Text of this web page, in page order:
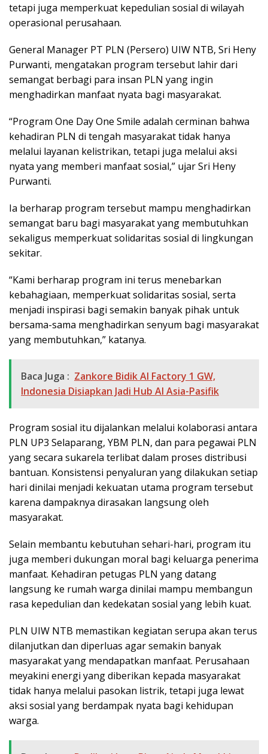
tetapi juga memperkuat kepedulian sosial di wilayah
operasional perusahaan.
General Manager PT PLN (Persero) UIW NTB, Sri Heny
Purwanti, mengatakan program tersebut lahir dari
semangat berbagi para insan PLN yang ingin
menghadirkan manfaat nyata bagi masyarakat.
“Program One Day One Smile adalah cerminan bahwa
kehadiran PLN di tengah masyarakat tidak hanya
melalui layanan kelistrikan, tetapi juga melalui aksi
nyata yang memberi manfaat sosial,” ujar Sri Heny
Purwanti.
Ia berharap program tersebut mampu menghadirkan
semangat baru bagi masyarakat yang membutuhkan
sekaligus memperkuat solidaritas sosial di lingkungan
sekitar.
“Kami berharap program ini terus menebarkan
kebahagiaan, memperkuat solidaritas sosial, serta
menjadi inspirasi bagi semakin banyak pihak untuk
bersama-sama menghadirkan senyum bagi masyarakat
yang membutuhkan,” katanya.
Baca Juga : Zankore Bidik AI Factory 1 GW,
Indonesia Disiapkan Jadi Hub AI Asia-Pasifik
Program sosial itu dijalankan melalui kolaborasi antara
PLN UP3 Selaparang, YBM PLN, dan para pegawai PLN
yang secara sukarela terlibat dalam proses distribusi
bantuan. Konsistensi penyaluran yang dilakukan setiap
hari dinilai menjadi kekuatan utama program tersebut
karena dampaknya dirasakan langsung oleh
masyarakat.
Selain membantu kebutuhan sehari-hari, program itu
juga memberi dukungan moral bagi keluarga penerima
manfaat. Kehadiran petugas PLN yang datang
langsung ke rumah warga dinilai mampu membangun
rasa kepedulian dan kedekatan sosial yang lebih kuat.
PLN UIW NTB memastikan kegiatan serupa akan terus
dilanjutkan dan diperluas agar semakin banyak
masyarakat yang mendapatkan manfaat. Perusahaan
meyakini energi yang diberikan kepada masyarakat
tidak hanya melalui pasokan listrik, tetapi juga lewat
aksi sosial yang berdampak nyata bagi kehidupan
warga.